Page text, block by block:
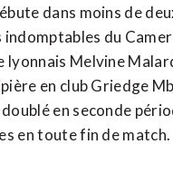
dans moins de
indomptables du
lyonnais Melvine
en club Griedge
en seconde
en toute fin de match.